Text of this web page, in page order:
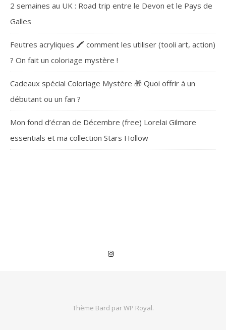
2 semaines au UK : Road trip entre le Devon et le Pays de
Galles
Feutres acryliques 🖍️ comment les utiliser (tooli art, action)
? On fait un coloriage mystère !
Cadeaux spécial Coloriage Mystère 🎁 Quoi offrir à un
débutant ou un fan ?
Mon fond d’écran de Décembre (free) Lorelai Gilmore
essentials et ma collection Stars Hollow
Thème Bard parWP Royal.